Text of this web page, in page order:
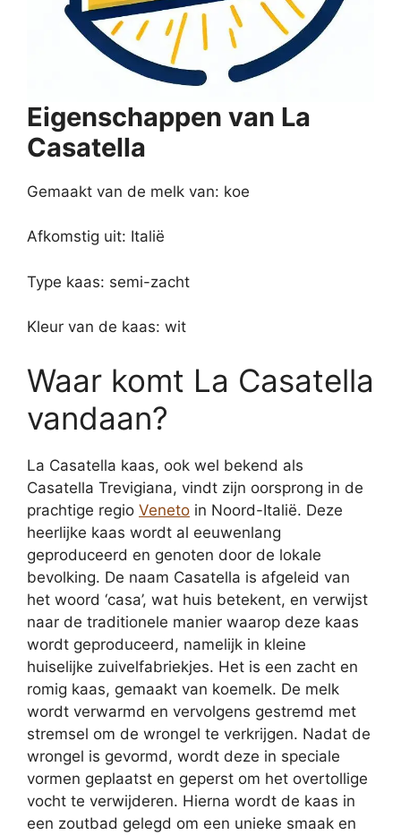
Eigenschappen van La
Casatella
Gemaakt van de melk van: koe
Afkomstig uit: Italië
Type kaas: semi-zacht
Kleur van de kaas: wit
Waar komt La Casatella
vandaan?
La Casatella kaas, ook wel bekend als
Casatella Trevigiana, vindt zijn oorsprong in de
prachtige regio Veneto in Noord-Italië. Deze
heerlijke kaas wordt al eeuwenlang
geproduceerd en genoten door de lokale
bevolking. De naam Casatella is afgeleid van
het woord ‘casa’, wat huis betekent, en verwijst
naar de traditionele manier waarop deze kaas
wordt geproduceerd, namelijk in kleine
huiselijke zuivelfabriekjes. Het is een zacht en
romig kaas, gemaakt van koemelk. De melk
wordt verwarmd en vervolgens gestremd met
stremsel om de wrongel te verkrijgen. Nadat de
wrongel is gevormd, wordt deze in speciale
vormen geplaatst en geperst om het overtollige
vocht te verwijderen. Hierna wordt de kaas in
een zoutbad gelegd om een unieke smaak en